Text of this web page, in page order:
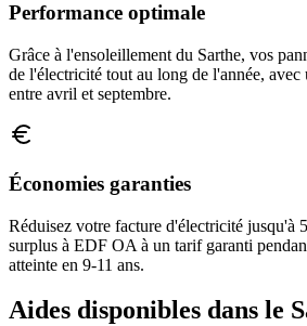
Performance optimale
Grâce à l'ensoleillement du Sarthe, vos
de l'électricité tout au long de l'année,
entre avril et septembre.
Économies garanties
Réduisez votre facture d'électricité jusqu'à
surplus à EDF OA à un tarif garanti
atteinte en 9-11 ans.
Aides disponibles dans le